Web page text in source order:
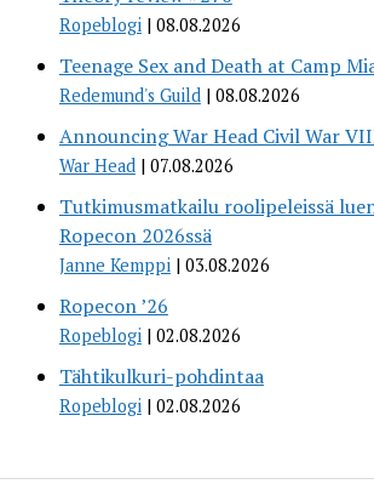
Ropeblogi 08.08.2026
Teenage Sex and Death at Camp
Redemund's Guild 08.08.2026
Announcing War Head Civil War
War Head 07.08.2026
Tutkimusmatkailu roolipeleissä
Ropecon 2026ssä
Janne Kemppi 03.08.2026
Ropecon ’26
Ropeblogi 02.08.2026
Tähtikulkuri-pohdintaa
Ropeblogi 02.08.2026